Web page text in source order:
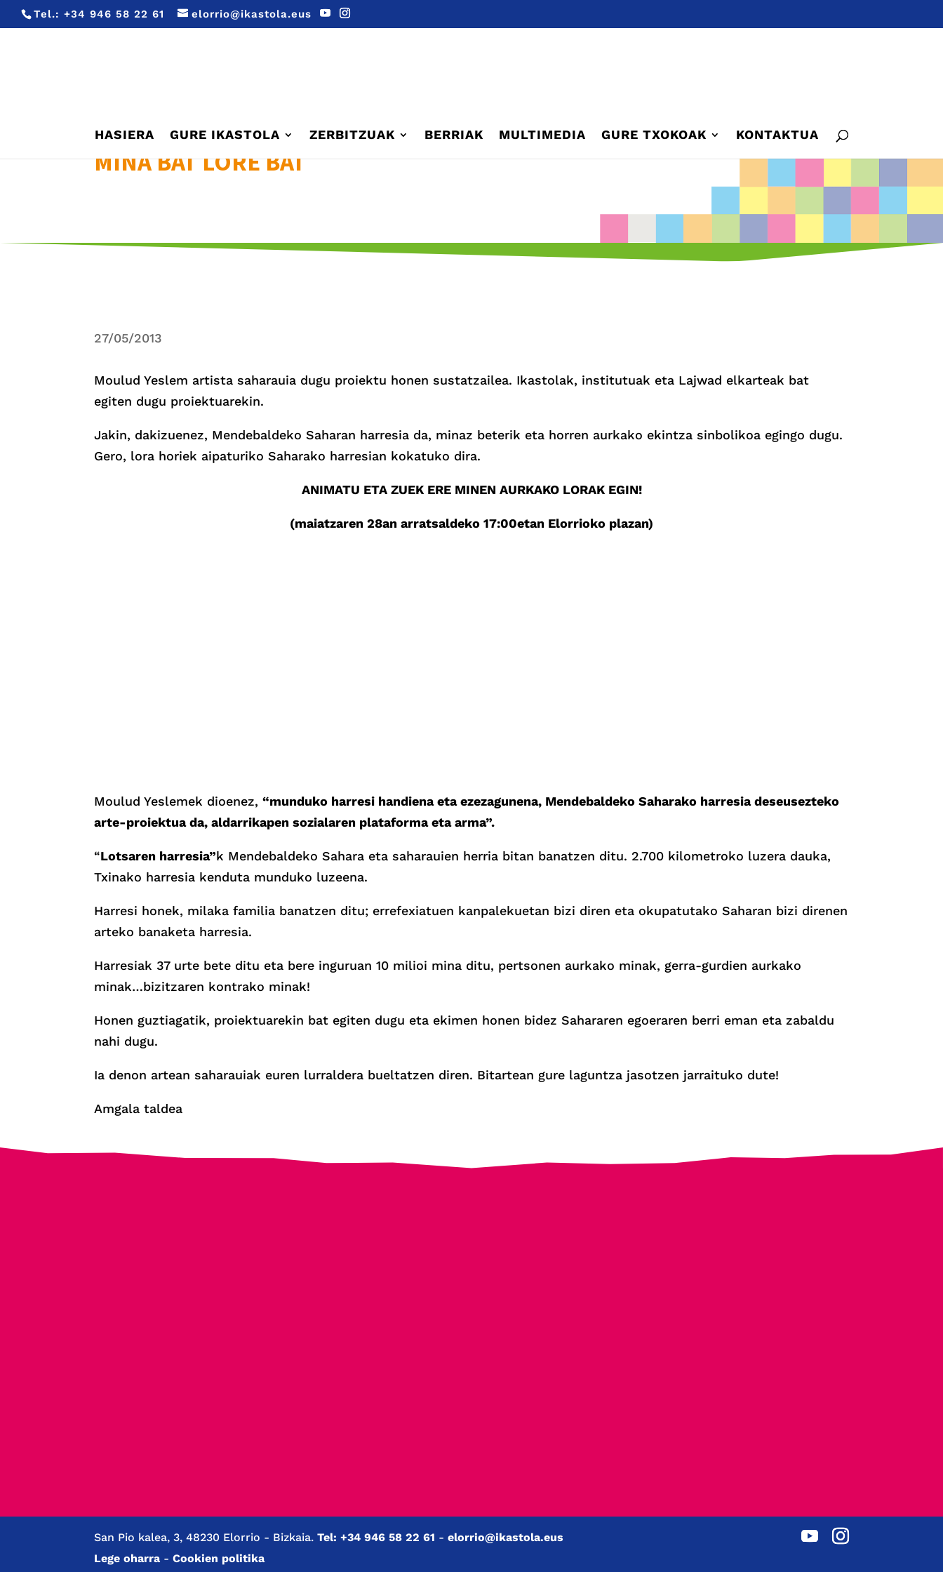
Tel.: +34 946 58 22 61 elorrio@ikastola.eus
HASIERA GURE IKASTOLA ZERBITZUAK BERRIAK MULTIMEDIA GURE TXOKOAK KONTAKTUA
MINA BAT LORE BAT
27/05/2013
Moulud Yeslem artista saharauia dugu proiektu honen sustatzailea. Ikastolak, institutuak eta Lajwad elkarteak bat
egiten dugu proiektuarekin.
Jakin, dakizuenez, Mendebaldeko Saharan harresia da, minaz beterik eta horren aurkako ekintza sinbolikoa egingo dugu.
Gero, lora horiek aipaturiko Saharako harresian kokatuko dira.
ANIMATU ETA ZUEK ERE MINEN AURKAKO LORAK EGIN!
(maiatzaren 28an arratsaldeko 17:00etan Elorrioko plazan)
Moulud Yeslemek dioenez,“munduko harresi handiena eta ezezagunena, Mendebaldeko Saharako harresia deseusezteko
arte-proiektua da, aldarrikapen sozialaren plataforma eta arma”.
“Lotsaren harresia”k Mendebaldeko Sahara eta saharauien herria bitan banatzen ditu. 2.700 kilometroko luzera dauka,
Txinako harresia kenduta munduko luzeena.
Harresi honek, milaka familia banatzen ditu; errefexiatuen kanpalekuetan bizi diren eta okupatutako Saharan bizi direnen
arteko banaketa harresia.
Harresiak 37 urte bete ditu eta bere inguruan 10 milioi mina ditu, pertsonen aurkako minak, gerra-gurdien aurkako
minak…bizitzaren kontrako minak!
Honen guztiagatik, proiektuarekin bat egiten dugu eta ekimen honen bidez Sahararen egoeraren berri eman eta zabaldu
nahi dugu.
Ia denon artean saharauiak euren lurraldera bueltatzen diren. Bitartean gure laguntza jasotzen jarraituko dute!
Amgala taldea
San Pio kalea, 3, 48230 Elorrio - Bizkaia.Tel: +34 946 58 22 61 -elorrio@ikastola.eus
Lege oharra -Cookien politika